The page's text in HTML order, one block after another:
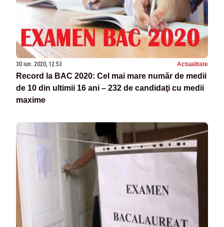
30 iun. 2020, 12:53 Actualitate
Record la BAC 2020: Cel mai mare număr de medii
de 10 din ultimii 16 ani – 232 de candidaţi cu medii
maxime